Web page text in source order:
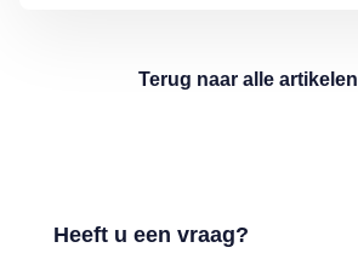
Terug naar alle artikelen
Heeft u een vraag?